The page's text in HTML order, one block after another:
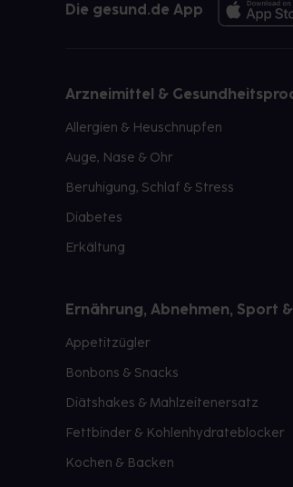
Die gesund.de App
Arzneimittel &
Allergien & Heuschnupfen
Auge, Nase & Ohr
Beruhigung, Schlaf & Stress
Diabetes
Erkältung
Ernährung, Abnehmen, Sport
Appetitzügler
Bonbons & Snacks
Diätshakes & Mahlzeitenersatz
Fettbinder & Kohlenhydrateblocker
Kochen & Backen